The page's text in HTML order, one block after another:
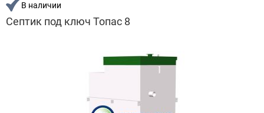
В наличии
Септик под ключ Топас 8